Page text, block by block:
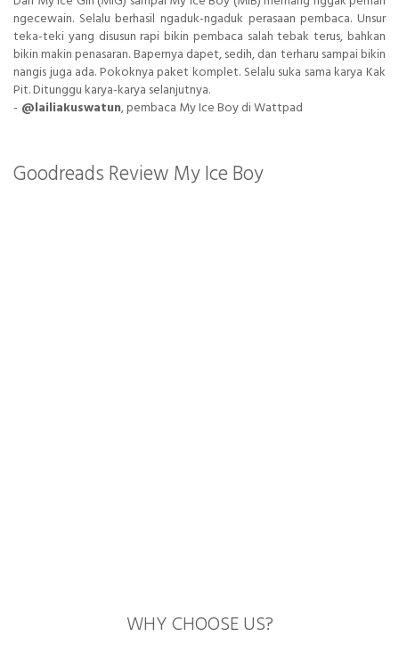
ngecewain. Selalu berhasil ngaduk-ngaduk perasaan pembaca. Unsur
teka-teki yang disusun rapi bikin pembaca salah tebak terus, bahkan
bikin makin penasaran. Bapernya dapet, sedih, dan terharu sampai bikin
nangis juga ada. Pokoknya paket komplet. Selalu suka sama karya Kak
Pit. Ditunggu karya-karya selanjutnya.
- @lailiakuswatun, pembaca My Ice Boy di Wattpad
Goodreads Review My Ice Boy
WHY CHOOSE US?